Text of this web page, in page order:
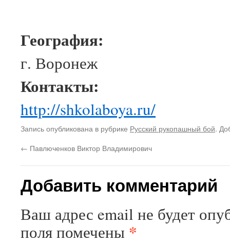
География:
г. Воронеж
Контакты:
http://shkolaboya.ru/
Запись опубликована в рубрике Русский рукопашный бой.
← Павлюченков Виктор Владимирович
Добавить комментарий
Ваш адрес email не будет
поля помечены *